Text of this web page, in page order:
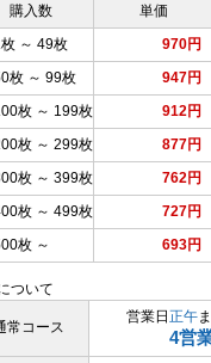
購入数
単価
～ 49枚
970円
枚 ～ 99枚
947円
枚 ～ 199枚
912円
枚 ～ 299枚
877円
枚 ～ 399枚
762円
枚 ～ 499枚
727円
枚 ～
693円
ついて
常コース
営業日 正午
4営